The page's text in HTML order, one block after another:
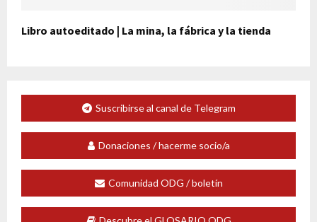
Libro autoeditado | La mina, la fábrica y la tienda
Suscribirse al canal de Telegram
Donaciones / hacerme socio/a
Comunidad ODG / boletín